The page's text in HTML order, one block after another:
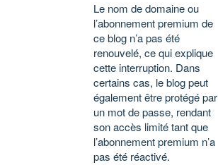
Le nom de domaine ou
l’abonnement premium de
ce blog n’a pas été
renouvelé, ce qui explique
cette interruption. Dans
certains cas, le blog peut
également être protégé par
un mot de passe, rendant
son accès limité tant que
l’abonnement premium n’a
pas été réactivé.